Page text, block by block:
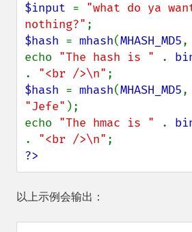
$input = "what do ya
nothing?"
$hash = mhash(MHASH_MD5,
echo "The hash is " .
. "<br />\n"
$hash = mhash(MHASH_MD5,
"Jefe" );
echo "The hmac is " .
. "<br />\n"
?>
以上示例会输出：